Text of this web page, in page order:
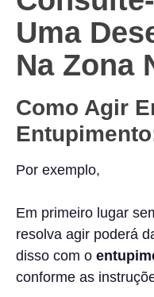
Uma
Na Zona
Como Agir
Por exemplo,
Em primeiro lugar
resolva agir poderá
disso com o
conforme as